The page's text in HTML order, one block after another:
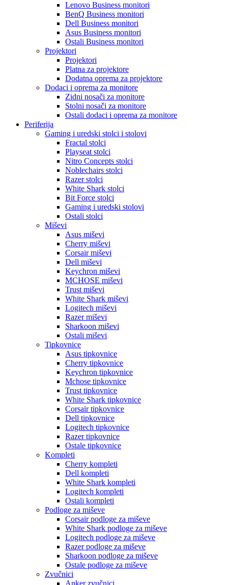
Lenovo Business monitori
BenQ Business monitori
Dell Business monitori
Asus Business monitori
Ostali Business monitori
Projektori
Projektori
Platna za projektore
Dodatna oprema za projektore
Dodaci i oprema za monitore
Zidni nosači za monitore
Stolni nosači za monitore
Ostali dodaci i oprema za monitore
Periferija
Gaming i uredski stolci i stolovi
Fractal stolci
Playseat stolci
Nitro Concepts stolci
Noblechairs stolci
Razer stolci
White Shark stolci
Bit Force stolci
Gaming i uredski stolovi
Ostali stolci
Miševi
Asus miševi
Cherry miševi
Corsair miševi
Dell miševi
Keychron miševi
MCHOSE miševi
Trust miševi
White Shark miševi
Logitech miševi
Razer miševi
Sharkoon miševi
Ostali miševi
Tipkovnice
Asus tipkovnice
Cherry tipkovnice
Keychron tipkovnice
Mchose tipkovnice
Trust tipkovnice
White Shark tipkovnice
Corsair tipkovnice
Dell tipkovnice
Logitech tipkovnice
Razer tipkovnice
Ostale tipkovnice
Kompleti
Cherry kompleti
Dell kompleti
White Shark kompleti
Logitech kompleti
Ostali kompleti
Podloge za miševe
Corsair podloge za miševe
White Shark podloge za miševe
Logitech podloge za miševe
Razer podloge za miševe
Sharkoon podloge za miševe
Ostale podloge za miševe
Zvučnici
Anker zvučnici